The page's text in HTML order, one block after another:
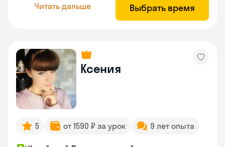
Читать дальше Выбрать время
Ксения
5 от 1590 ₽ за урок 9 лет опыта